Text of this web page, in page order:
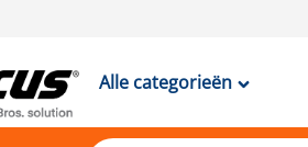
Alle categorieën